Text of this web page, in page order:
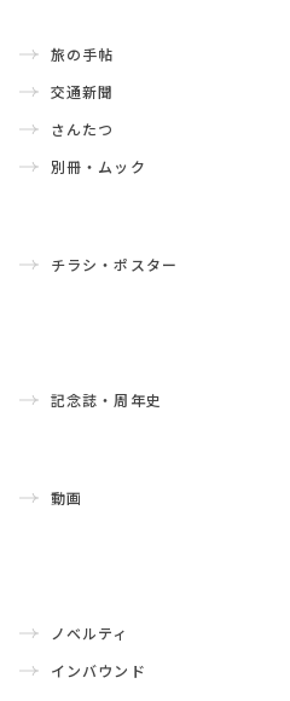
旅の手帖
交通新聞
さんたつ
別冊・ムック
チラシ・ポスター
記念誌・周年史
動画
ノベルティ
インバウンド